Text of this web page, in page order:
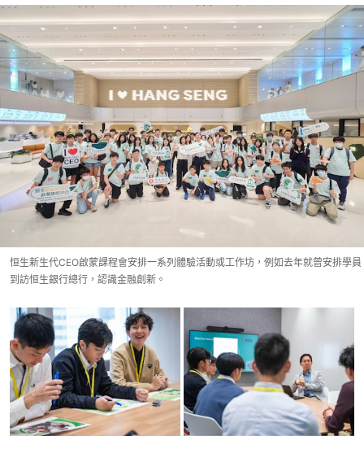
恒生新生代CEO啟蒙課程會安排一系列體驗活動或工作坊，例如去年就曾安排學員
到訪恒生銀行總行，認識金融創新。